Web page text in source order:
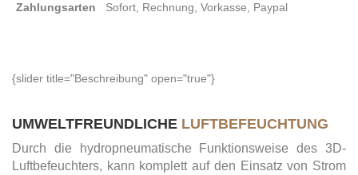
Zahlungsarten Sofort, Rechnung, Vorkasse, Paypal
{slider title="Beschreibung" open="true"}
UMWELTFREUNDLICHE LUFTBEFEUCHTUNG
Durch die hydropneumatische Funktionsweise des 3D-
Luftbefeuchters, kann komplett auf den Einsatz von Strom